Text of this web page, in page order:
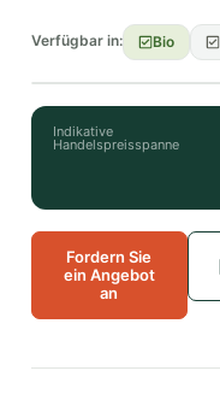
Verfügbar in: Bio
Indikative
Handelspreisspanne
Fordern Sie
ein Angebot
an